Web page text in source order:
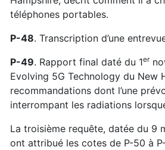
téléphones portables.
P-48. Transcription d’une
P-49. Rapport final daté du 1er
Evolving 5G Technology du New
recommandations dont l’une
interrompant les radiations
La troisième requête, datée du 9
ont attribué les cotes de P-50 à